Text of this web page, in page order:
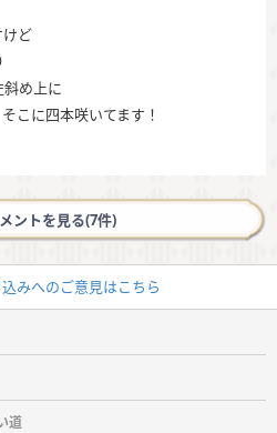
けど
斜め上に
こに四本咲いてます！
ントを見る(7件)
みへのご意見はこちら
道